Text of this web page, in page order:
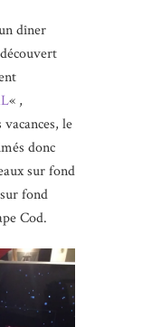
dîner
« ,
le
donc
sur fond
fond
Cod.